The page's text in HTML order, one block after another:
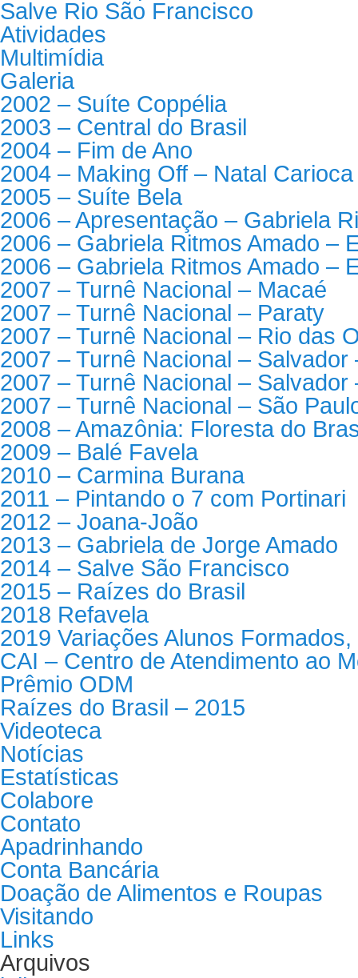
Salve Rio São Francisco
Atividades
Multimídia
Galeria
2002 – Suíte Coppélia
2003 – Central do Brasil
2004 – Fim de Ano
2004 – Making Off – Natal Carioca
2005 – Suíte Bela
2006 – Apresentação – Gabriela
2006 – Gabriela Ritmos Amado –
2006 – Gabriela Ritmos Amado –
2007 – Turnê Nacional – Macaé
2007 – Turnê Nacional – Paraty
2007 – Turnê Nacional – Rio das
2007 – Turnê Nacional –
2007 – Turnê Nacional – Salvador
2007 – Turnê Nacional – São
2008 – Amazônia: Floresta do
2009 – Balé Favela
2010 – Carmina Burana
2011 – Pintando o 7 com Portinari
2012 – Joana-João
2013 – Gabriela de Jorge Amado
2014 – Salve São Francisco
2015 – Raízes do Brasil
2018 Refavela
2019 Variações Alunos
CAI – Centro de Atendimento ao
Prêmio ODM
Raízes do Brasil – 2015
Videoteca
Notícias
Estatísticas
Colabore
Contato
Apadrinhando
Conta Bancária
Doação de Alimentos e Roupas
Visitando
Links
Arquivos